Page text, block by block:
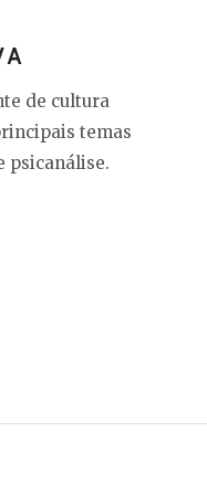
de cultura
temas
psicanálise.